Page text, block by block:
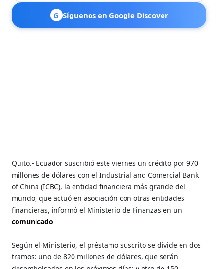
G Síguenos en Google Discover
Quito.- Ecuador suscribió este viernes un crédito por 970
millones de dólares con el Industrial and Comercial Bank
of China (ICBC), la entidad financiera más grande del
mundo, que actuó en asociación con otras entidades
financieras, informó el Ministerio de Finanzas en un
comunicado.
Según el Ministerio, el préstamo suscrito se divide en dos
tramos: uno de 820 millones de dólares, que serán